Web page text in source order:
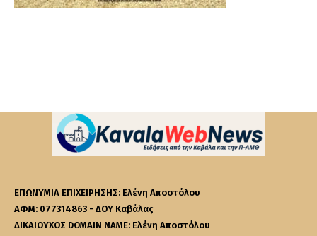
ΕΠΩΝΥΜΙΑ ΕΠΙΧΕΙΡΗΣΗΣ: Ελένη Αποστόλου
ΑΦΜ: 077314863 - ΔΟΥ Καβάλας
ΔΙΚΑΙΟΥΧΟΣ DOMAIN NAME: Ελένη Αποστόλου